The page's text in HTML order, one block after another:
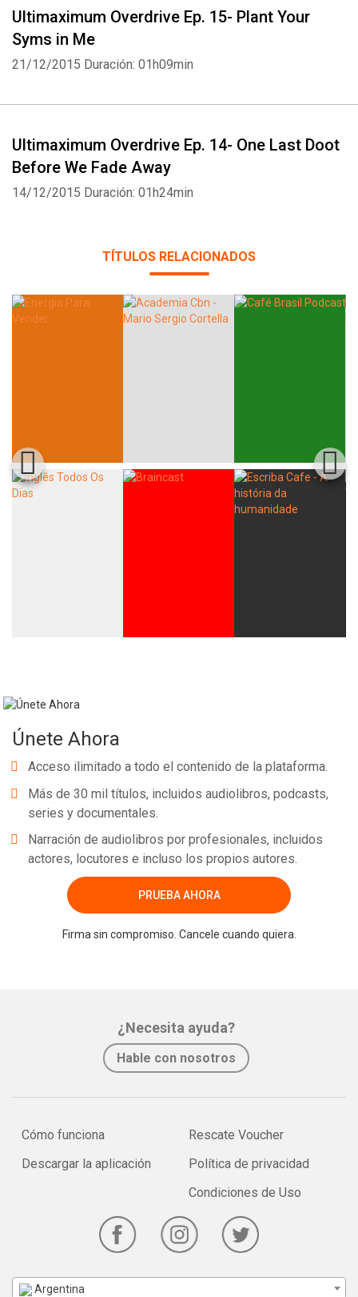
Ultimaximum Overdrive Ep. 15- Plant Your
Syms in Me
21/12/2015 Duración: 01h09min
Ultimaximum Overdrive Ep. 14- One Last Doot
Before We Fade Away
14/12/2015 Duración: 01h24min
TÍTULOS RELACIONADOS
Únete Ahora
Acceso ilimitado a todo el contenido de la plataforma.
Más de 30 mil títulos, incluidos audiolibros, podcasts,
series y documentales.
Narración de audiolibros por profesionales, incluidos
actores, locutores e incluso los propios autores.
PRUEBA AHORA
Firma sin compromiso. Cancele cuando quiera.
¿Necesita ayuda?
Hable con nosotros
Cómo funciona
Descargar la aplicación
Rescate Voucher
Política de privacidad
Condiciones de Uso
Argentina